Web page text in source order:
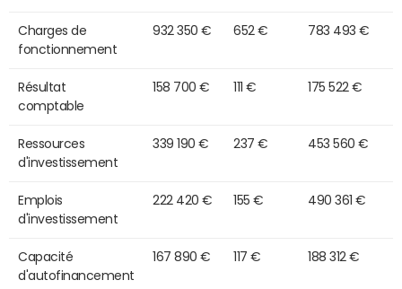
Charges de
fonctionnement
932 350 € 652 € 783 493 €
Résultat
comptable
158 700 € 111 € 175 522 €
Ressources
d'investissement
339 190 € 237 € 453 560 €
Emplois
d'investissement
222 420 € 155 € 490 361 €
Capacité
d'autofinancement
167 890 € 117 € 188 312 €